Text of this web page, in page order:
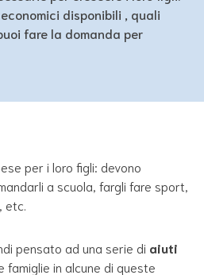
disponibili , quali
fare la domanda per
per i loro figli: devono
a scuola, fargli fare sport,
etc.
pensato ad una serie di aiuti
famiglie in alcune di queste